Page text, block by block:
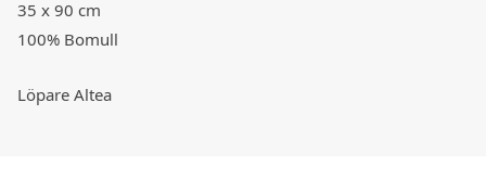
35 x 90 cm
100% Bomull
Löpare Altea